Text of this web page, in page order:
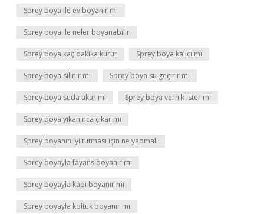
Sprey boya ile ev boyanır mı
Sprey boya ile neler boyanabilir
Sprey boya kaç dakika kurur Sprey boya kalıcı mı
Sprey boya silinir mi Sprey boya su geçirir mi
Sprey boya suda akar mı Sprey boya vernik ister mi
Sprey boya yıkanınca çıkar mı
Sprey boyanın iyi tutması için ne yapmalı
Sprey boyayla fayans boyanır mı
Sprey boyayla kapı boyanır mı
Sprey boyayla koltuk boyanır mı